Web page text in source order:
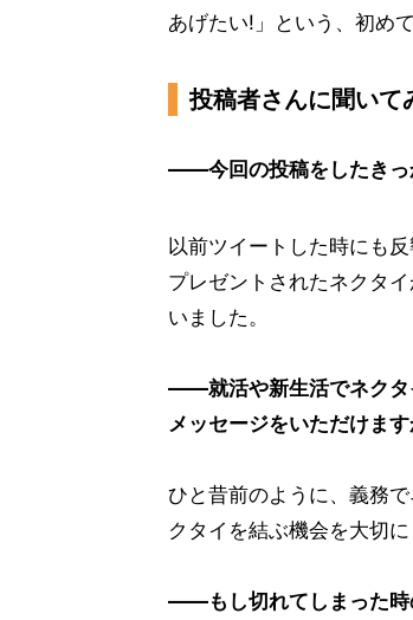
あげたい!」という、初め
投稿者さんに聞いて
――今回の投稿をしたきっ
以前ツイートした時にも
プレゼントされたネクタ
いました。
――就活や新生活でネクタ
メッセージをいただけま
ひと昔前のように、義務
クタイを結ぶ機会を大切
――もし切れてしまった時